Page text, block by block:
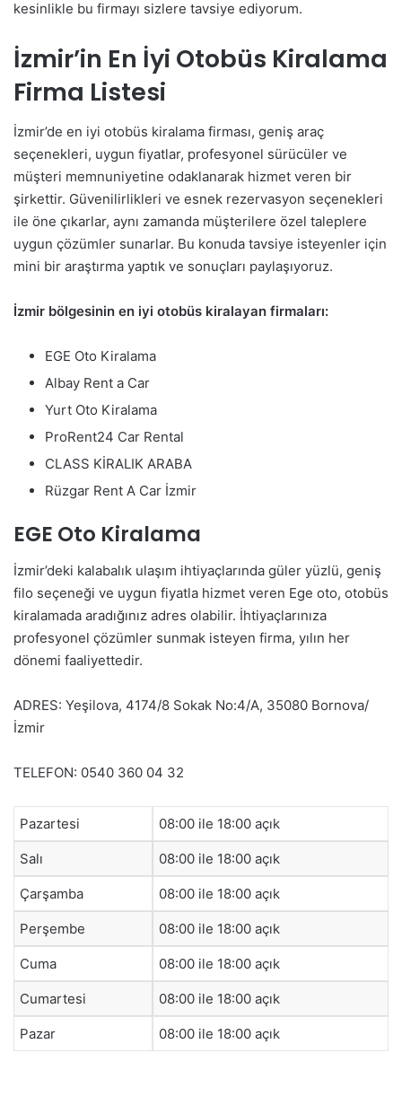
kesinlikle bu firmayı sizlere tavsiye ediyorum.
İzmir’in En İyi Otobüs Kiralama
Firma Listesi
İzmir’de en iyi otobüs kiralama firması, geniş araç
seçenekleri, uygun fiyatlar, profesyonel sürücüler ve
müşteri memnuniyetine odaklanarak hizmet veren bir
şirkettir. Güvenilirlikleri ve esnek rezervasyon seçenekleri
ile öne çıkarlar, aynı zamanda müşterilere özel taleplere
uygun çözümler sunarlar. Bu konuda tavsiye isteyenler için
mini bir araştırma yaptık ve sonuçları paylaşıyoruz.
İzmir bölgesinin en iyi otobüs kiralayan firmaları:
EGE Oto Kiralama
Albay Rent a Car
Yurt Oto Kiralama
ProRent24 Car Rental
CLASS KİRALIK ARABA
Rüzgar Rent A Car İzmir
EGE Oto Kiralama
İzmir’deki kalabalık ulaşım ihtiyaçlarında güler yüzlü, geniş
filo seçeneği ve uygun fiyatla hizmet veren Ege oto, otobüs
kiralamada aradığınız adres olabilir. İhtiyaçlarınıza
profesyonel çözümler sunmak isteyen firma, yılın her
dönemi faaliyettedir.
ADRES: Yeşilova, 4174/8 Sokak No:4/A, 35080 Bornova/
İzmir
TELEFON: 0540 360 04 32
Pazartesi 08:00 ile 18:00 açık
Salı 08:00 ile 18:00 açık
Çarşamba 08:00 ile 18:00 açık
Perşembe 08:00 ile 18:00 açık
Cuma 08:00 ile 18:00 açık
Cumartesi 08:00 ile 18:00 açık
Pazar 08:00 ile 18:00 açık